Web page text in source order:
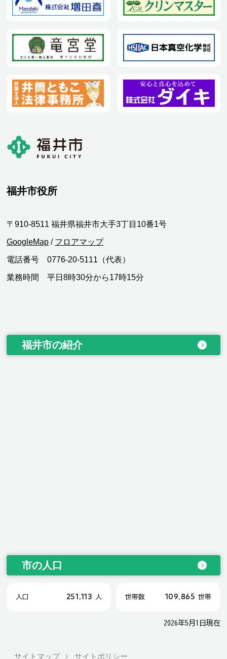
福井市役所
〒910-8511 福井県福井市大手3丁目10番1号
GoogleMap / フロアマップ
電話番号 0776-20-5111（代表）
業務時間 平日8時30分から17時15分
福井市の紹介
市の人口
人口 251,113 人 世帯数 109,865 世帯
2026年5月1日現在
サイトマップ サイトポリシー